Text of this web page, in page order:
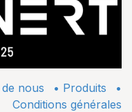
nous • ​Produits
•
Conditions générales